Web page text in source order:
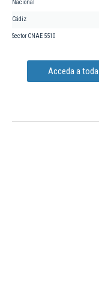
Nacional
Cádiz
Sector CNAE 5510
Acceda a